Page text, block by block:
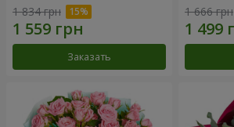
1 834 грн
Заказать
1 666 грн